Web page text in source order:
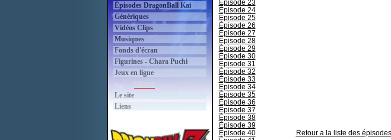
Épisodes DragonBall Kai
Génériques
Vidéos Clips
Musiques
Fonds d'écran
Figurines - Chara Puchi
Jeux en ligne
Le site
Liens
Épisode 23
Épisode 24
Épisode 25
Épisode 26
Épisode 27
Épisode 28
Épisode 29
Épisode 30
Épisode 31
Épisode 32
Épisode 33
Épisode 34
Épisode 35
Épisode 36
Épisode 37
Épisode 38
Épisode 39
Épisode 40
Retour a la liste des